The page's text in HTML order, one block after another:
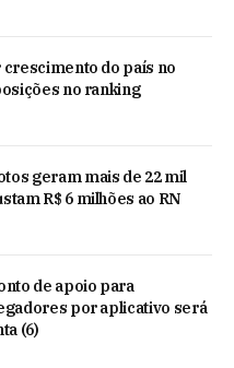
do país no
no ranking
geram mais de 22 mil
R$ 6 milhões ao RN
de apoio para
por aplicativo será
(6)